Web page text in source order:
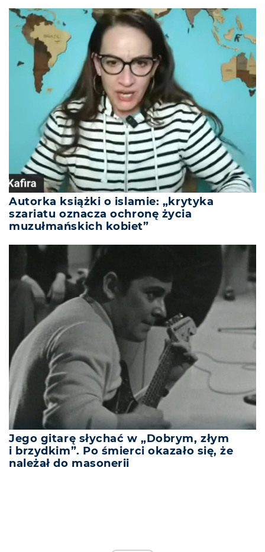
Autorka książki o islamie: „krytyka
szariatu oznacza ochronę życia
muzułmańskich kobiet”
Jego gitarę słychać w „Dobrym, złym
i brzydkim”. Po śmierci okazało się, że
należał do masonerii